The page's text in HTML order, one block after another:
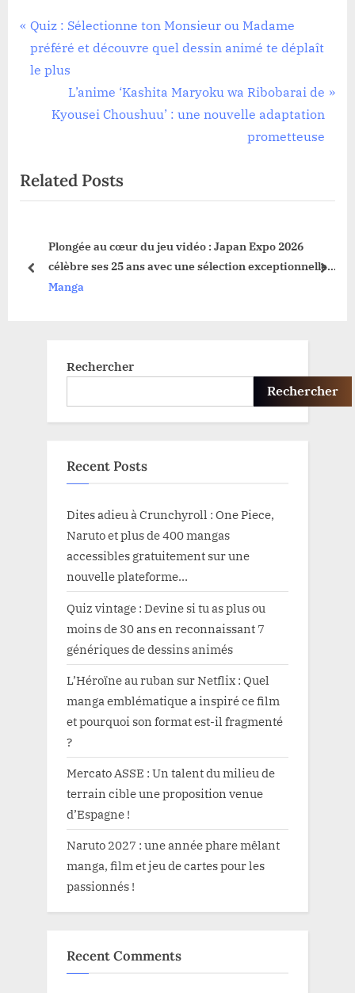
Navigation
de
l’article
P
r
e
s
P
t
Quiz : Sélectionne ton Monsieur ou Madame
préféré et découvre quel dessin animé te déplaît
le plus
N
e
P
o
t
:
L’anime ‘Kashita Maryoku wa Ribobarai de
Kyousei Choushuu’ : une nouvelle adaptation
prometteuse
Related Posts
Plongée au cœur du jeu vidéo : Japan Expo 2026
célèbre ses 25 ans avec une sélection exceptionnelle
de jeux
Manga
prev next
Rechercher
Rechercher
Recent Posts
Dites adieu à Crunchyroll : One Piece,
Naruto et plus de 400 mangas
accessibles gratuitement sur une
nouvelle plateforme…
Quiz vintage : Devine si tu as plus ou
moins de 30 ans en reconnaissant 7
génériques de dessins animés
L’Héroïne au ruban sur Netflix : Quel
manga emblématique a inspiré ce film
et pourquoi son format est-il fragmenté
?
Mercato ASSE : Un talent du milieu de
terrain cible une proposition venue
d’Espagne !
Naruto 2027 : une année phare mêlant
manga, film et jeu de cartes pour les
passionnés !
Recent Comments